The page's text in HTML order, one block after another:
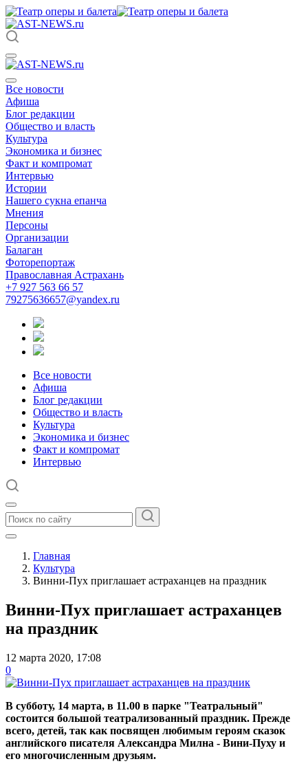
Все новости
Афиша
Блог редакции
Общество и власть
Культура
Экономика и бизнес
Факт и компромат
Интервью
Истории
Нашего сукна епанча
Мнения
Персоны
Организации
Балаган
Фоторепортаж
Православная Астрахань
+7 927 563 66 57
79275636657@yandex.ru
Все новости
Афиша
Блог редакции
Общество и власть
Культура
Экономика и бизнес
Факт и компромат
Интервью
Главная
Культура
Винни-Пух приглашает астраханцев на праздник
Винни-Пух приглашает астраханцев
на праздник
12 марта 2020, 17:08
0
В субботу, 14 марта, в 11.00 в парке "Театральный"
состоится большой театрализованный праздник. Прежде
всего, детей, так как посвящен любимым героям сказок
английского писателя Александра Милна - Вини-Пуху и
его многочисленным друзьям.